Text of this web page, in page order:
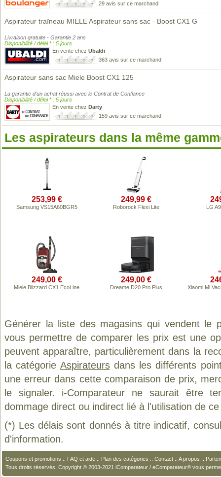
29 avis sur ce marchand
Aspirateur traîneau MIELE Aspirateur sans sac - Boost CX1 G
Livraison gratuite - Garantie 2 ans
Disponibilité / délai * : 5 jours
En vente chez Ubaldi
363 avis sur ce marchand
Aspirateur sans sac Miele Boost CX1 125
La garantie d'un achat réussi avec le Contrat de Confiance
Disponibilité / délai * : 5 jours
En vente chez Darty
159 avis sur ce marchand
Les aspirateurs dans la même
253,99 €
Samsung VS15A60BGR5
249,99 €
Roborock Flexi Lite LG
249,00 €
Miele Blizzard CX1 EcoLine
249,00 €
Dreame D20 Pro Plus Xiaomi Mi
Générer la liste des magasins qui vendent le
vous permettre de comparer les prix est une
peuvent apparaître, particulièrement dans la
la catégorie Aspirateursdans les différents
une erreur dans cette comparaison de prix,
le signaler. i-Comparateur ne saurait être
dommage direct ou indirect lié à l'utilisation de
(*) Les délais sont donnés à titre indicatif,
d'information.
Coupons et promotions :: FAQ et aide :: Plan des catégories :: Contact :: A propos ::
Tous droits réservés. Copyright © 2003-2021 iComparateur / eComparateur® vous